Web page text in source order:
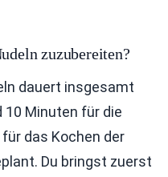
zuzubereiten?
dauert insgesamt
10 Minuten für die
das Kochen der
Du bringst zuerst